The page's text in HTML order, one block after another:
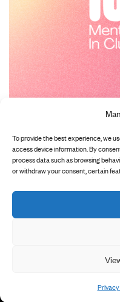
To provide the best experience, we
access device information. By
process data such as browsing
or withdraw your consent, certain